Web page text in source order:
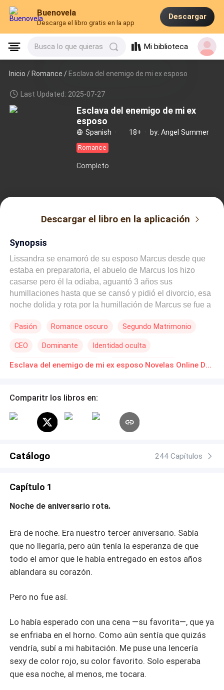
Buenovela
Descarga el libro gratis en la app
Descargar
Busca lo que quieras Mi biblioteca
Inicio /Romance / Esclava del enemigo de mi ex esposo
Last Updated: 2025-07-27
Esclava del enemigo de mi ex
esposo
Spanish · 18+ · by: Angel Summer
Romance
Completo
Descargar el libro en la aplicación
Synopsis
Lissandra se enamoró de su esposo Marcus desde que
estaba en preparatoria, el abuelo de Marcus los hizo
casarse pero él la odiaba, aguantó 3 años sus
humillaciones hasta que se cansó y pidió el divorcio, esa
noche dolida y rota por la humillación de Marcus se fue a
noche con ella dejandola embarazada, se fue y crió a su
una sangre muy dificil de conseguir, para su mala suerte
solo dos personas la tienen en la ciudad, Marcus su ex
Marcus, al ser humillada nuevamente por Marcus acude a
firmar un contrato de ser su esclava, trabajar para él y
casarse con él por 5 años a cambio de su sangre, a lo
aceptar, y empieza su gran pesadilla a pesar que Ashton
Pasión Romance oscuro Segundo Matrimonio
CEO Dominante Identidad oculta
Matrimonio por Contrato Triángulo Amoroso Esclava del enemigo de mi ex esposo Novelas Online Descarga gratuita de PDF
Comparitr los libros en:
Catálogo 244 Capítulos
Capítulo 1
Noche de aniversario rota.
Era de noche. Era nuestro tercer aniversario. Sabía
que no llegaría, pero aún tenía la esperanza de que
todo el amor que le había entregado en estos años
ablandara su corazón.
Pero no fue así.
Lo había esperado con una cena —su favorita—, que ya
se enfriaba en el horno. Como aún sentía que quizás
vendría, subí a mi habitación. Me puse una lencería
sexy de color rojo, su color favorito. Solo esperaba
que esa noche, al menos, me tocara.